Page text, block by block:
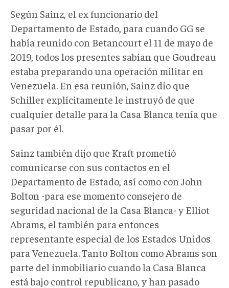
Según Sainz, el ex funcionario del
Departamento de Estado, para cuando GG se
había reunido con Betancourt el 11 de mayo de
2019, todos los presentes sabían que Goudreau
estaba preparando una operación militar en
Venezuela. En esa reunión, Sainz dio que
Schiller explícitamente le instruyó de que
cualquier detalle para la Casa Blanca tenía que
pasar por él.
Sainz también dijo que Kraft prometió
comunicarse con sus contactos en el
Departamento de Estado, así como con John
Bolton -para ese momento consejero de
seguridad nacional de la Casa Blanca- y Elliot
Abrams, el también para entonces
representante especial de los Estados Unidos
para Venezuela. Tanto Bolton como Abrams son
parte del inmobiliario cuando la Casa Blanca
está bajo control republicano, y han pasado